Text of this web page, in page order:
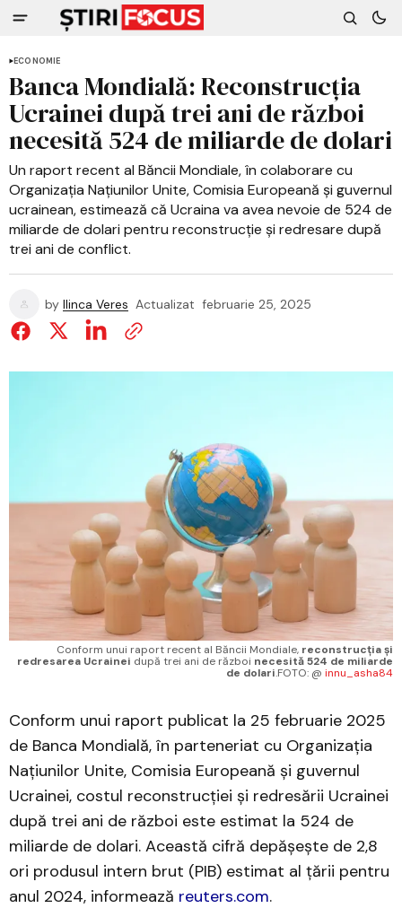
ECONOMIE
Banca Mondială: Reconstrucția
Ucrainei după trei ani de război
necesită 524 de miliarde de dolari
Un raport recent al Băncii Mondiale, în colaborare cu
Organizația Națiunilor Unite, Comisia Europeană și guvernul
ucrainean, estimează că Ucraina va avea nevoie de 524 de
miliarde de dolari pentru reconstrucție și redresare după
trei ani de conflict.
by Ilinca Veres Actualizat februarie 25, 2025
Conform unui raport recent al Băncii Mondiale, reconstrucția și
redresarea Ucrainei după trei ani de război necesită 524 de miliarde
de dolari.FOTO: @ innu_asha84
Conform unui raport publicat la 25 februarie 2025
de Banca Mondială, în parteneriat cu Organizația
Națiunilor Unite, Comisia Europeană și guvernul
Ucrainei, costul reconstrucției și redresării Ucrainei
după trei ani de război este estimat la 524 de
miliarde de dolari. Această cifră depășește de 2,8
ori produsul intern brut (PIB) estimat al țării pentru
anul 2024, informează reuters.com.